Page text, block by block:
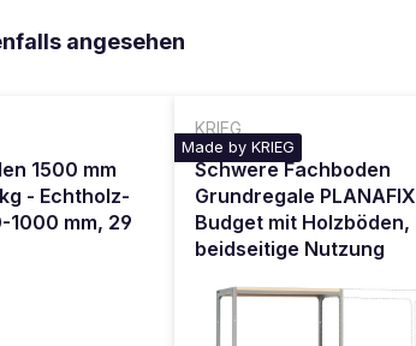
angesehen
1500 mm
- Echtholz-
mm, 29
KRIEG
Made by KRIEG
Schwere Fachboden
Grundregale PLANAFIX
Budget mit Holzböden,
beidseitige Nutzung